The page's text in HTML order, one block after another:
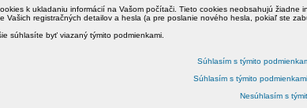
k ukladaniu informácií na Vašom počítači. Tieto cookies neobsahujú
Vašich registračných detailov a hesla (a pre poslanie nového hesla, pokiaľ ste
súhlasíte byť viazaný týmito podmienkami.
Súhlasím s týmito
Súhlasím s týmito
Nesúhlasím s